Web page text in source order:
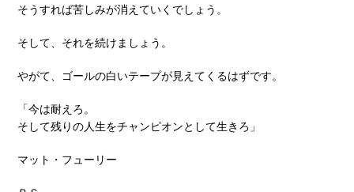
そうすれば苦しみが消えていくでしょう。
そして、それを続けましょう。
やがて、ゴールの白いテープが見えてくるはずです。
「今は耐えろ。
そして残りの人生をチャンピオンとして生きろ」
マット・フューリー